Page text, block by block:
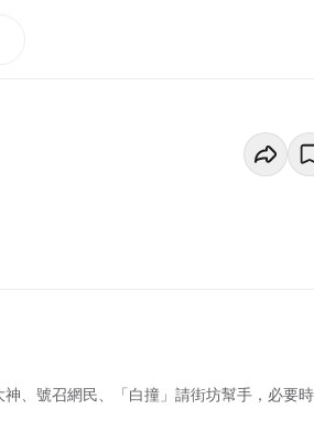
、號召網民、「白撞」請街坊幫手，必要